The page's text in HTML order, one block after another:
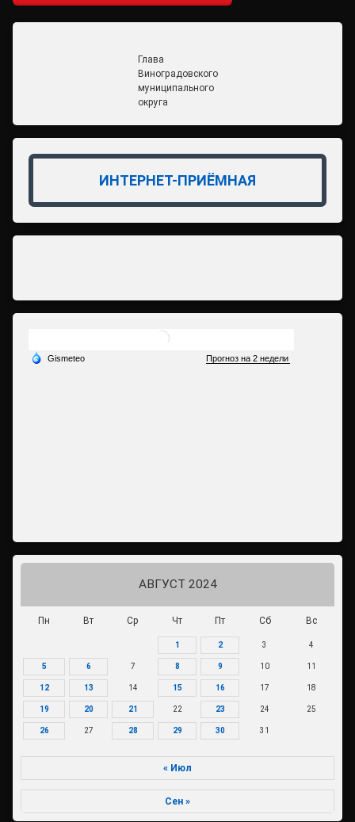
Глава
Виноградовского
муниципального
округа
ИНТЕРНЕТ-ПРИЁМНАЯ
АВГУСТ 2024
Пн Вт Ср Чт Пт Сб Вс
1 2 3 4
5 6 7 8 9 10 11
12 13 14 15 16 17 18
19 20 21 22 23 24 25
26 27 28 29 30 31
« Июл
Сен »